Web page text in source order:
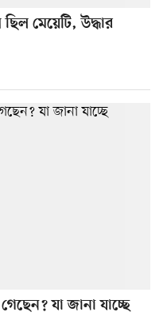
মেয়েটি, উদ্ধার
যা জানা যাচ্ছে